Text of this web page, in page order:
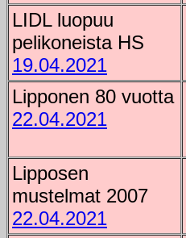
LIDL luopuu
pelikoneista HS
19.04.2021
Lipponen 80 vuotta
22.04.2021
Lipposen
mustelmat 2007
22.04.2021